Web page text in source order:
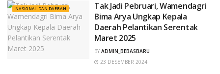
NASIONAL DAN DAERAH
Tak Jadi Pebruari, Wamendagri
Bima Arya Ungkap Kepala
Daerah Pelantikan Serentak
Maret 2025
BY ADMIN_BEBASBARU
23 DESEMBER 2024